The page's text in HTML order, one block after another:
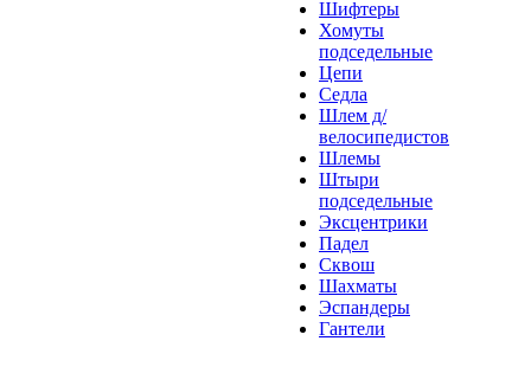
Шифтеры
Хомуты
подседельные
Цепи
Седла
Шлем д/
велосипедистов
Шлемы
Штыри
подседельные
Эксцентрики
Падел
Сквош
Шахматы
Эспандеры
Гантели